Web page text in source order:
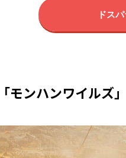
ドス
「モンハンワイルズ